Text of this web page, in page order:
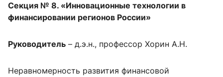
Секция № 8. «Инновационные технологии в
финансировании регионов России»
Руководитель – д.э.н., профессор Хорин А.Н.
Неравномерность развития финансовой